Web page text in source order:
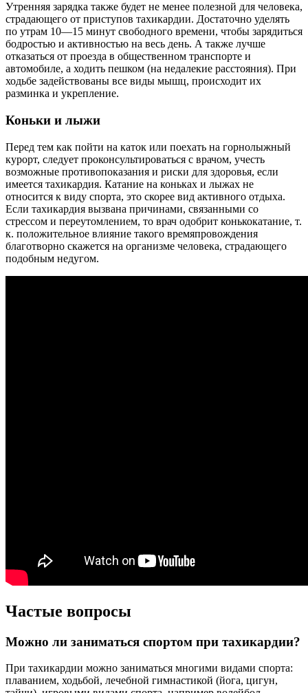
Утренняя зарядка также будет не менее полезной для человека,
страдающего от приступов тахикардии. Достаточно уделять
по утрам 10—15 минут свободного времени, чтобы зарядиться
бодростью и активностью на весь день. А также лучше
отказаться от проезда в общественном транспорте и
автомобиле, а ходить пешком (на недалекие расстояния). При
ходьбе задействованы все виды мышц, происходит их
разминка и укрепление.
Коньки и лыжи
Перед тем как пойти на каток или поехать на горнолыжный
курорт, следует проконсультироваться с врачом, учесть
возможные противопоказания и риски для здоровья, если
имеется тахикардия. Катание на коньках и лыжах не
относится к виду спорта, это скорее вид активного отдыха.
Если тахикардия вызвана причинами, связанными со
стрессом и переутомлением, то врач одобрит конькокатание, т.
к. положительное влияние такого времяпровождения
благотворно скажется на организме человека, страдающего
подобным недугом.
Частые вопросы
Можно ли заниматься спортом при тахикардии?
При тахикардии можно заниматься многими видами спорта:
плаванием, ходьбой, лечебной гимнастикой (йога, цигун,